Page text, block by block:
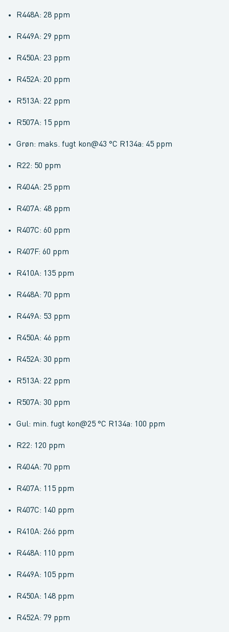
R448A: 28 ppm
R449A: 29 ppm
R450A: 23 ppm
R452A: 20 ppm
R513A: 22 ppm
R507A: 15 ppm
Grøn: maks. fugt kon@43 °C R134a: 45 ppm
R22: 50 ppm
R404A: 25 ppm
R407A: 48 ppm
R407C: 60 ppm
R407F: 60 ppm
R410A: 135 ppm
R448A: 70 ppm
R449A: 53 ppm
R450A: 46 ppm
R452A: 30 ppm
R513A: 22 ppm
R507A: 30 ppm
Gul: min. fugt kon@25 °C R134a: 100 ppm
R22: 120 ppm
R404A: 70 ppm
R407A: 115 ppm
R407C: 140 ppm
R410A: 266 ppm
R448A: 110 ppm
R449A: 105 ppm
R450A: 148 ppm
R452A: 79 ppm